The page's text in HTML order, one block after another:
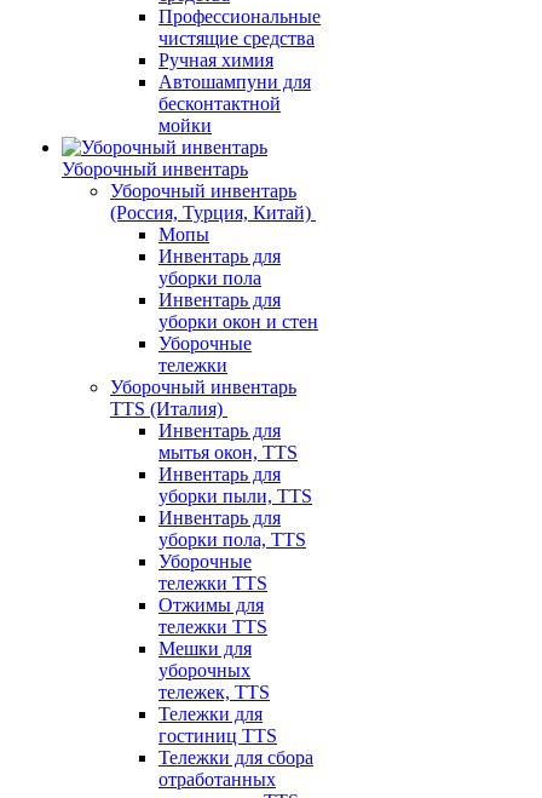
Профессиональные
чистящие средства
Ручная химия
Автошампуни для
бесконтактной
мойки
Уборочный инвентарь
Уборочный инвентарь
(Россия, Турция, Китай)
Мопы
Инвентарь для
уборки пола
Инвентарь для
уборки окон и стен
Уборочные
тележки
Уборочный инвентарь
TTS (Италия)
Инвентарь для
мытья окон, TTS
Инвентарь для
уборки пыли, TTS
Инвентарь для
уборки пола, TTS
Уборочные
тележки TTS
Отжимы для
тележки TTS
Мешки для
уборочных
тележек, TTS
Тележки для
гостиниц TTS
Тележки для сбора
отработанных